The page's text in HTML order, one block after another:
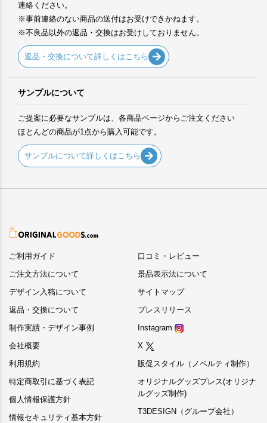
連絡ください。
※事前連絡のない商品の送付はお受けできかねます。
※不良品以外の返品・交換はお受けしておりません。
返品・交換について詳しくはこちら
サンプルについて
ご提案に必要なサンプルは、各商品ページからご注文ください
ほとんどの商品が1点から購入可能です。
サンプルについて詳しくはこちら
ご利用ガイド
ご注文方法について
デザイン入稿について
返品・交換について
制作実績・デザイン事例
会社概要
利用規約
特定商取引に基づく表記
個人情報保護方針
情報セキュリティ基本方針
口コミ・レビュー
景品表示法について
サイトマップ
プレスリリース
Instagram
X
販促スタイル（ノベルティ制作）
オリジナルグッズプレス(オリジナ
ルグッズ制作)
T3DESIGN（グループ会社）